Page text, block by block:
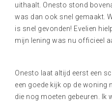
uithaalt. Onesto stond
was dan ook snel gemaakt.
is snel gevonden! Evelien
mijn lening was nu officieel
Onesto laat altijd eerst een
een goede kijk op de woning
die nog moeten gebeuren. Ik